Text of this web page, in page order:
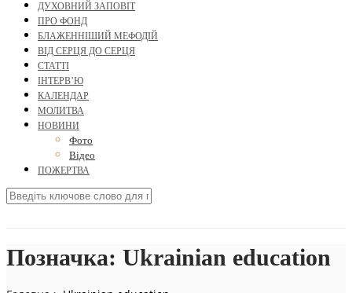
ДУХОВНИЙ ЗАПОВІТ
ПРО ФОНД
БЛАЖЕННІШИЙ МЕФОДІЙ
ВІД СЕРЦЯ ДО СЕРЦЯ
СТАТТІ
ІНТЕРВ’Ю
КАЛЕНДАР
МОЛИТВА
НОВИНИ
Фото
Відео
ПОЖЕРТВА
Позначка: Ukrainian education